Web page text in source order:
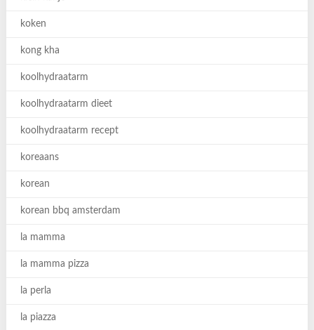
koken
kong kha
koolhydraatarm
koolhydraatarm dieet
koolhydraatarm recept
koreaans
korean
korean bbq amsterdam
la mamma
la mamma pizza
la perla
la piazza